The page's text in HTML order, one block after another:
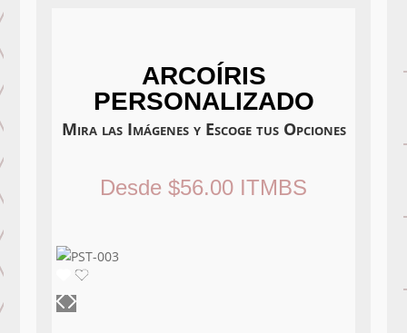
ARCOÍRIS
PERSONALIZADO
Mira las Imágenes y Escoge tus Opciones
Desde $56.00 ITMBS